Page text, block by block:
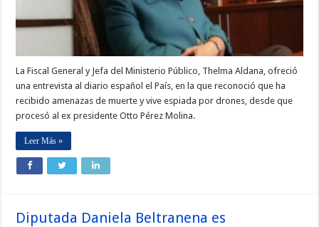
La Fiscal General y Jefa del Ministerio Público, Thelma Aldana, ofreció
una entrevista al diario español el País, en la que reconoció que ha
recibido amenazas de muerte y vive espiada por drones, desde que
procesó al ex presidente Otto Pérez Molina.
Leer Más »
Diputada Daniela Beltranena es